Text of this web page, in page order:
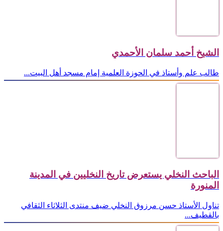
الشيخ أحمد سلمان الأحمدي
طالب علم وأستاذ في الحوزة العلمية إمام مسجد أهل البيت...
الباحث النخلي يستعرض تاريخ النخليين في المدينة
المنورة
تناول الأستاذ حسن مرزوق النخلي ضيف منتدى الثلاثاء الثقافي
بالقطيف...